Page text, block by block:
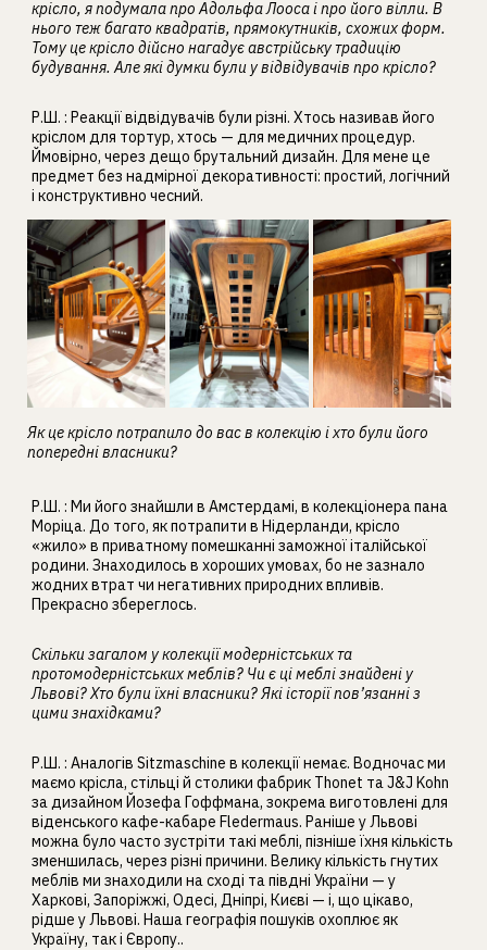
крісло, я подумала про Адольфа Лооса і про його вілли. В
нього теж багато квадратів, прямокутників, схожих форм.
Тому це крісло дійсно нагадує австрійську традицію
будування. Але які думки були у відвідувачів про крісло?
Р.Ш. : Реакції відвідувачів були різні. Хтось називав його
кріслом для тортур, хтось — для медичних процедур.
Ймовірно, через дещо брутальний дизайн. Для мене це
предмет без надмірної декоративності: простий, логічний
і конструктивно чесний.
Як це крісло потрапило до вас в колекцію і хто були його
попередні власники?
Р.Ш. : Ми його знайшли в Амстердамі, в колекціонера пана
Моріца. До того, як потрапити в Нідерланди, крісло
«жило» в приватному помешканні заможної італійської
родини. Знаходилось в хороших умовах, бо не зазнало
жодних втрат чи негативних природних впливів.
Прекрасно збереглось.
Скільки загалом у колекції модерністських та
протомодерністських меблів? Чи є ці меблі знайдені у
Львові? Хто були їхні власники? Які історії пов’язанні з
цими знахідками?
Р.Ш. : Аналогів Sitzmaschine в колекції немає. Водночас ми
маємо крісла, стільці й столики фабрик Thonet та J&J Kohn
за дизайном Йозефа Гоффмана, зокрема виготовлені для
віденського кафе-кабаре Fledermaus. Раніше у Львові
можна було часто зустріти такі меблі, пізніше їхня кількість
зменшилась, через різні причини. Велику кількість гнутих
меблів ми знаходили на сході та півдні України — у
Харкові, Запоріжжі, Одесі, Дніпрі, Києві — і, що цікаво,
рідше у Львові. Наша географія пошуків охоплює як
Україну, так і Європу..